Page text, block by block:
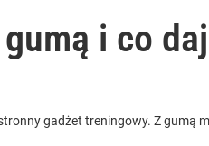
i co
gadżet treningowy. Z gumą